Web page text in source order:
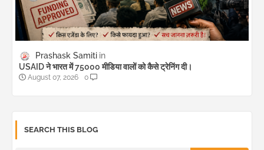
Prashask Samiti
USAID ने भारत में 75000 मीडिया वालों को कैसे ट्रेनिंग दी।
August 07, 2026 0
SEARCH THIS BLOG